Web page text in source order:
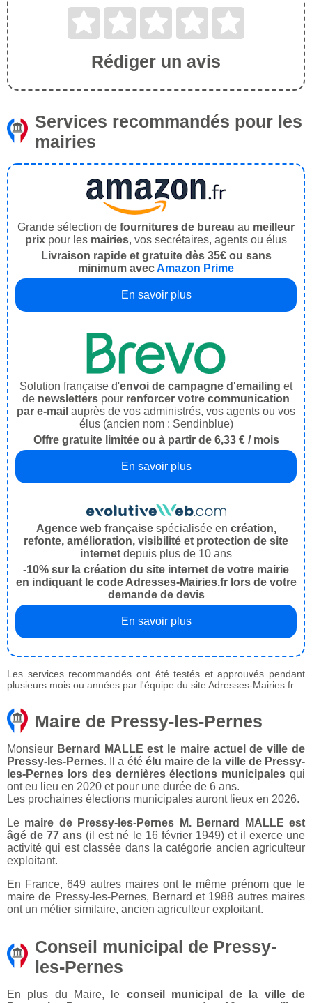
Rédiger un avis
Services recommandés pour les
mairies
Grande sélection de fournitures de bureau au meilleur
prix pour les mairies, vos secrétaires, agents ou élus
Livraison rapide et gratuite dès 35€ ou sans
minimum avecAmazon Prime
En savoir plus
Solution française d'envoi de campagne d'emailing et
de newsletters pour renforcer votre communication
par e-mail auprès de vos administrés, vos agents ou vos
élus (ancien nom : Sendinblue)
Offre gratuite limitée ou à partir de 6,33 € / mois
En savoir plus
Agence web françaisespécialisée en création,
refonte, amélioration, visibilité et protection de site
internet depuis plus de 10 ans
-10% sur la création du site internet de votre mairie
en indiquant le code Adresses-Mairies.fr lors de votre
demande de devis
En savoir plus
Les services recommandés ont été testés et approuvés pendant
plusieurs mois ou années par l'équipe du site Adresses-Mairies.fr.
Maire de Pressy-les-Pernes
Monsieur Bernard MALLE est le maire actuel de ville de
Pressy-les-Pernes. Il a été élu maire de la ville de Pressy-
les-Pernes lors des dernières élections municipales qui
ont eu lieu en 2020 et pour une durée de 6 ans.
Les prochaines élections municipales auront lieux en 2026.
Le maire de Pressy-les-Pernes M. Bernard MALLE est
âgé de 77 ans (il est né le 16 février 1949) et il exerce une
activité qui est classée dans la catégorie ancien agriculteur
exploitant.
En France, 649 autres maires ont le même prénom que le
maire de Pressy-les-Pernes, Bernard et 1988 autres maires
ont un métier similaire, ancien agriculteur exploitant.
Conseil municipal de Pressy-
les-Pernes
En plus du Maire, le conseil municipal de la ville de